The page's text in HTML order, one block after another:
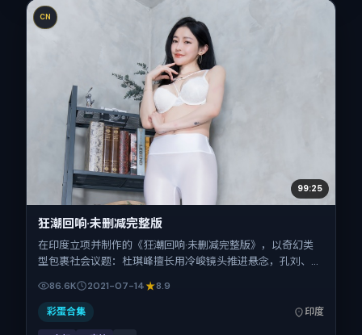
CN
99:25
狂潮回响·未删减完整版
在印度立项并制作的《狂潮回响·未删减完整版》，以奇幻类
型包裹社会议题：杜琪峰擅长用冷峻镜头推进悬念，孔刘、桂
上映时间：2021-07-14；片长157分钟；适合关注现实质感与
类型片结构的观众。
86.6K 2021-07-14 8.9
彩蛋合集 印度